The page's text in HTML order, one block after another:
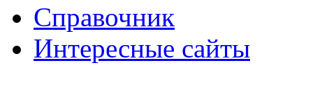
Справочник
Интересные сайты